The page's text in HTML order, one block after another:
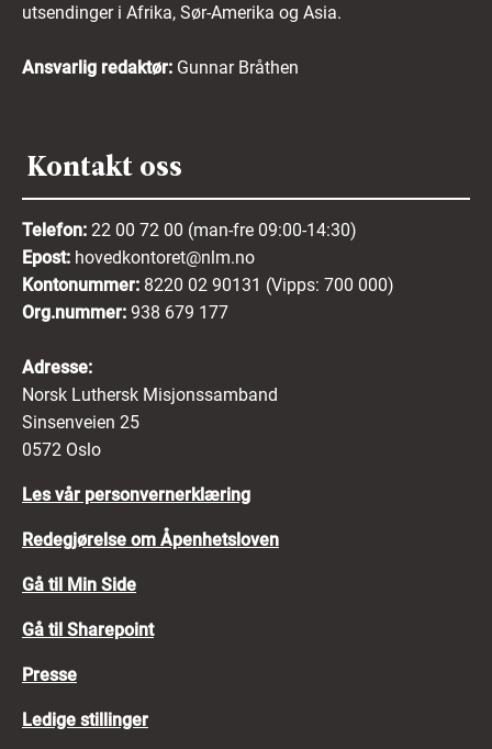
utsendinger i Afrika, Sør-Amerika og Asia.
Ansvarlig redaktør: Gunnar Bråthen
Kontakt oss
Telefon: 22 00 72 00 (man-fre 09:00-14:30)
Epost: hovedkontoret@nlm.no
Kontonummer: 8220 02 90131 (Vipps: 700 000)
Org.nummer: 938 679 177
Adresse:
Norsk Luthersk Misjonssamband
Sinsenveien 25
0572 Oslo
Les vår personvernerklæring
Redegjørelse om Åpenhetsloven
Gå til Min Side
Gå til Sharepoint
Presse
Ledige stillinger